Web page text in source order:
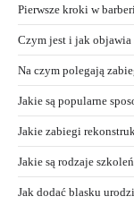
Pierwsze kroki w
Czym jest i jak objawia
Na czym polegają
Jakie są popularne
Jakie zabiegi
Jakie są rodzaje
Jak dodać blasku